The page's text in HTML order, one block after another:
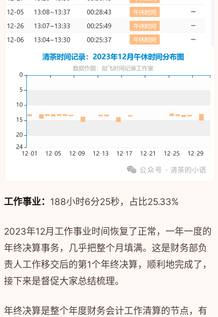
工作事业： 188小时6分25秒，占比25.33%
2023年12月工作事业时间恢复了正常，一年一度的
年终决算事务，几乎把整个月填满。这是财务部负
责人工作移交后的第1个年终决算，顺利地完成了，
接下来是督促大家总结梳理。
年终决算是整个年度财务会计工作清算的节点，有